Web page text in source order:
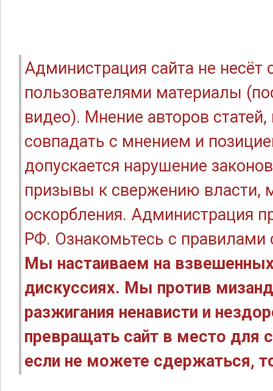
Администрация сайта не
пользователями материалы
видео). Мнение авторов
совпадать с мнением и
допускается нарушение
призывы к свержению власти,
оскорбления. Администрация
РФ. Ознакомьтесь с правилами
Мы настаиваем на
дискуссиях. Мы против
разжигания ненависти и
превращать сайт в место для
если не можете сдержаться,